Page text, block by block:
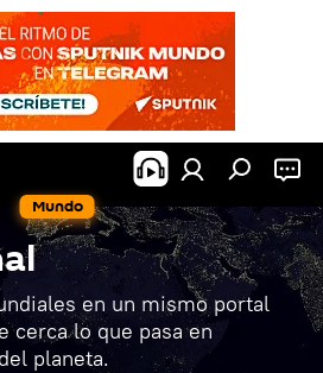
Mundo
en un mismo portal
cerca lo que pasa en
planeta.